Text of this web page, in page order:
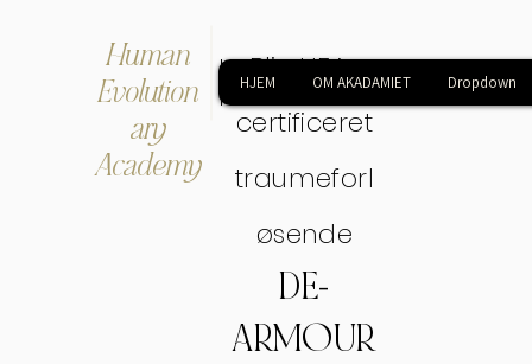
Human
Evolution
ary
Academy
Bliv HEA-
certificeret
traumeforl
øsende
DE-
ARMOUR
HJEM OM AKADAMIET Dropdown